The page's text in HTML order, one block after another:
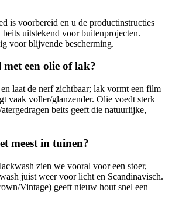
is voorbereid en u de productinstructies
uitstekend voor buitenprojecten.
voor blijvende bescherming.
een olie of lak?
laat de nerf zichtbaar; lak vormt een film
vaak voller/glanzender. Olie voedt sterk
beits geeft die natuurlijke,
meest in tuinen?
zien we vooral voor een stoer,
juist weer voor licht en Scandinavisch.
Vintage) geeft nieuw hout snel een